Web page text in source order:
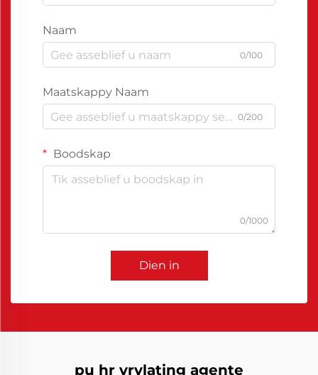
Naam
0/100
Maatskappy Naam
0/200
Boodskap
0/1000
Dien in
pu hr vrylating agente